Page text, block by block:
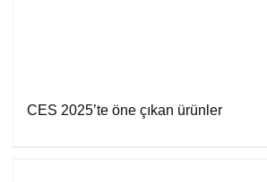
CES 2025’te öne çıkan ürünler